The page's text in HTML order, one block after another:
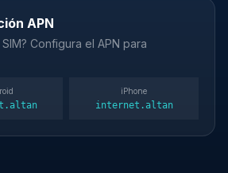
APN
Configura el APN para
iPhone
internet.altan